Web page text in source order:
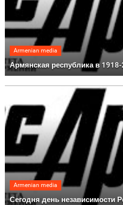
Armenian media
Армянская республика в 1918-
Armenian media
Сегодня день независимости